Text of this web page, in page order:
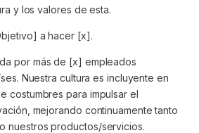
y los valores de esta.
a hacer [x].
por más de [x] empleados
Nuestra cultura es incluyente en
costumbres para impulsar el
mejorando continuamente tanto
nuestros productos/servicios.